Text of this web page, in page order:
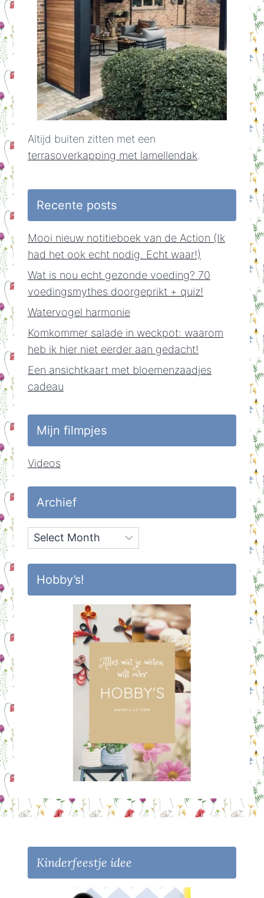
Altijd buiten zitten met een
terrasoverkapping met lamellendak.
Recente posts
Mooi nieuw notitieboek van de Action (Ik
had het ook echt nodig. Echt waar!)
Wat is nou echt gezonde voeding? 70
voedingsmythes doorgeprikt + quiz!
Watervogel harmonie
Komkommer salade in weckpot: waarom
heb ik hier niet eerder aan gedacht!
Een ansichtkaart met bloemenzaadjes
cadeau
Mijn filmpjes
Videos
Archief
Archief
Hobby’s!
Kinderfeestje idee